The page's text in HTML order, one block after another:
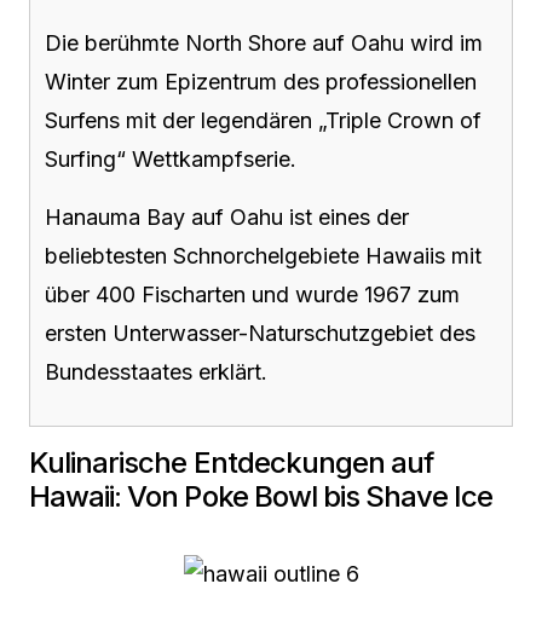
Die berühmte North Shore auf Oahu wird im
Winter zum Epizentrum des professionellen
Surfens mit der legendären „Triple Crown of
Surfing“ Wettkampfserie.
Hanauma Bay auf Oahu ist eines der
beliebtesten Schnorchelgebiete Hawaiis mit
über 400 Fischarten und wurde 1967 zum
ersten Unterwasser-Naturschutzgebiet des
Bundesstaates erklärt.
Kulinarische Entdeckungen auf
Hawaii: Von Poke Bowl bis Shave Ice